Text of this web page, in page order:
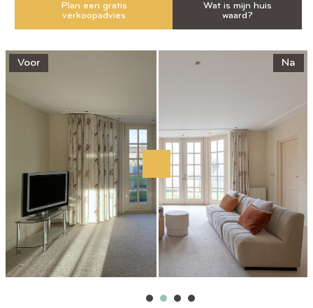
Plan een gratis
verkoopadvies
Wat is mijn huis
waard?
Voor Na